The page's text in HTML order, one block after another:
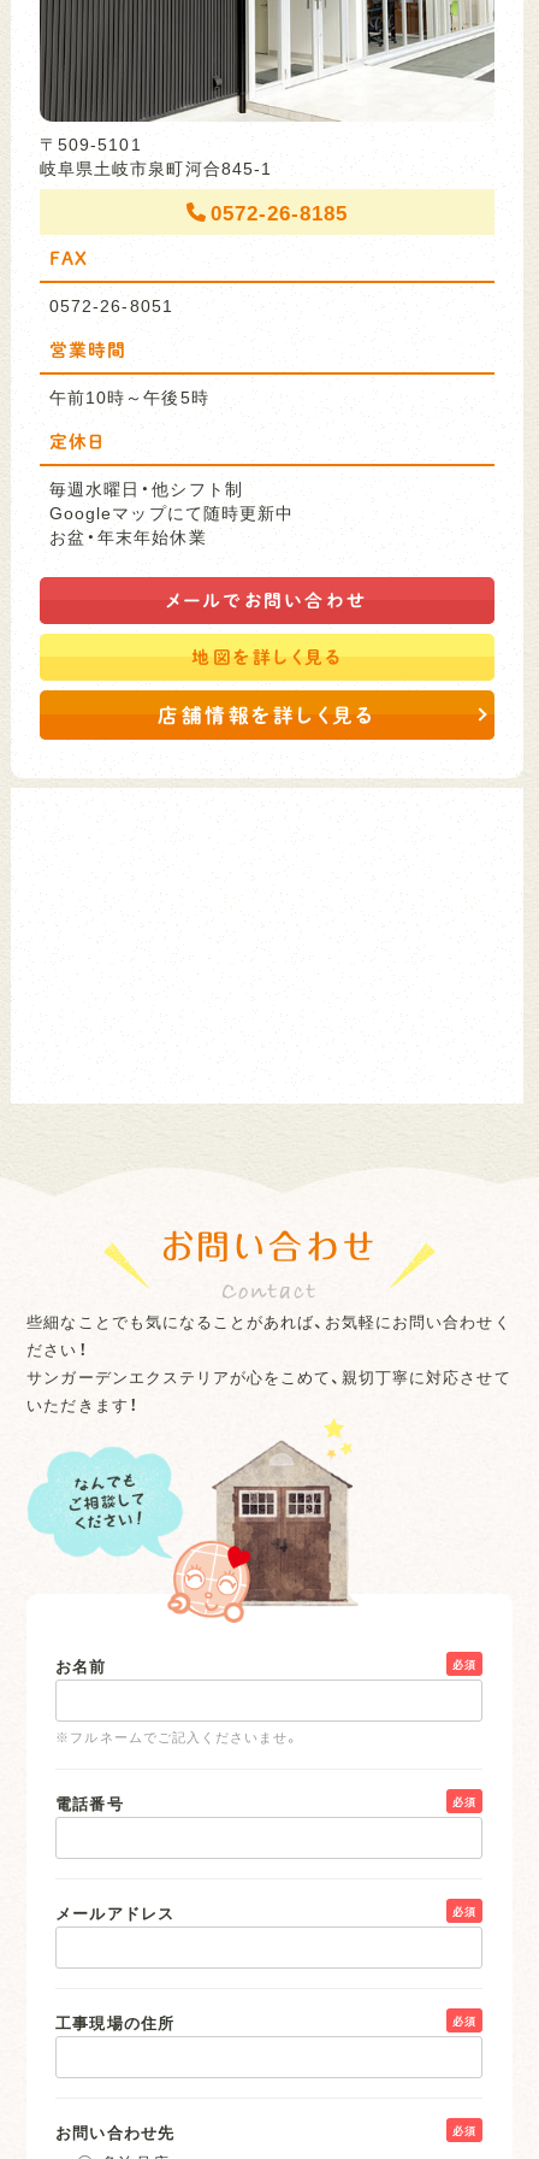
〒509-5101
岐阜県土岐市泉町河合845-1
0572-26-8185
FAX
0572-26-8051
営業時間
午前10時～午後5時
定休日
毎週水曜日・他シフト制
Googleマップにて随時更新中
お盆・年末年始休業
メールで お問い合わせ
地図を詳しく見る
店舗情報を詳しく見る
お問い合わせ
些細なことでも気になることがあれば、お気軽にお問い合わせく
ださい！
サンガーデンエクステリアが心をこめて、親切丁寧に対応させて
いただきます！
お名前 必須
※フルネームでご記入くださいませ。
電話番号 必須
メールアドレス 必須
工事現場の住所 必須
お問い合わせ先 必須